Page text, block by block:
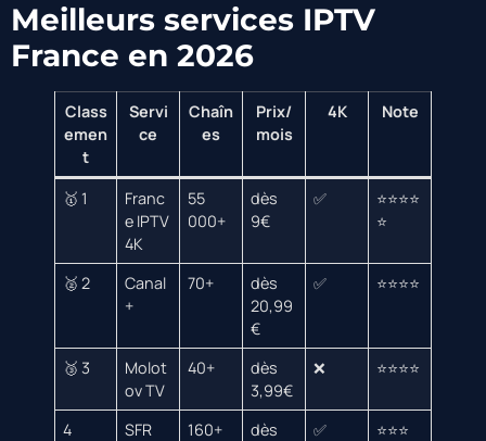
Meilleurs services IPTV
France en 2026
Class
emen
t
Servi
ce
Chaîn
es
Prix/
mois
4K Note
🥇 1
Franc
e IPTV
4K
55
000+
dès
9€
✅
⭐⭐⭐⭐
⭐
🥈 2
Canal
+
70+
dès
20,99
€
✅ ⭐⭐⭐⭐
🥉 3
Molot
ov TV
40+
dès
3,99€
❌ ⭐⭐⭐⭐
4
SFR
160+
dès
✅ ⭐⭐⭐